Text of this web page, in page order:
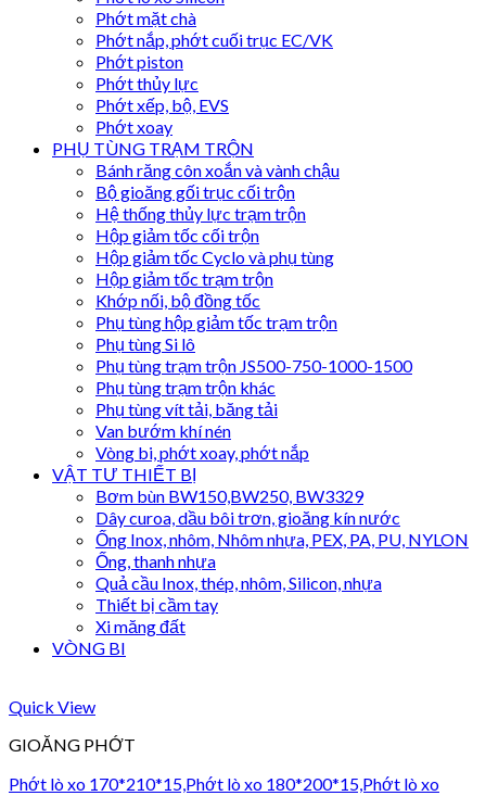
Phớt mặt chà
Phớt nắp, phớt cuối trục EC/VK
Phớt piston
Phớt thủy lực
Phớt xếp, bộ, EVS
Phớt xoay
PHỤ TÙNG TRẠM TRỘN
Bánh răng côn xoắn và vành chậu
Bộ gioăng gối trục cối trộn
Hệ thống thủy lực trạm trộn
Hộp giảm tốc cối trộn
Hộp giảm tốc Cyclo và phụ tùng
Hộp giảm tốc trạm trộn
Khớp nối, bộ đồng tốc
Phụ tùng hộp giảm tốc trạm trộn
Phụ tùng Si lô
Phụ tùng trạm trộn JS500-750-1000-1500
Phụ tùng trạm trộn khác
Phụ tùng vít tải, băng tải
Van bướm khí nén
Vòng bi, phớt xoay, phớt nắp
VẬT TƯ THIẾT BỊ
Bơm bùn BW150,BW250, BW3329
Dây curoa, dầu bôi trơn, gioăng kín nước
Ống Inox, nhôm, Nhôm nhựa, PEX, PA, PU, NYLON
Ống, thanh nhựa
Quả cầu Inox, thép, nhôm, Silicon, nhựa
Thiết bị cầm tay
Xi măng đất
VÒNG BI
Quick View
GIOĂNG PHỚT
Phớt lò xo 170*210*15,Phớt lò xo 180*200*15,Phớt lò xo